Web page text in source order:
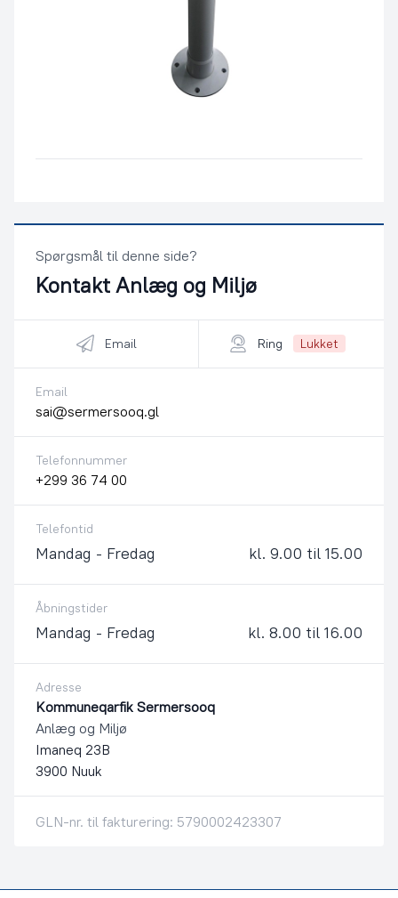
Spørgsmål til denne side?
Kontakt Anlæg og Miljø
Email Ring Lukket
Email
sai@sermersooq.gl
Telefonnummer
+299 36 74 00
Telefontid
Mandag - Fredag kl. 9.00 til 15.00
Åbningstider
Mandag - Fredag kl. 8.00 til 16.00
Adresse
Kommuneqarfik Sermersooq
Anlæg og Miljø
Imaneq 23B
3900 Nuuk
GLN-nr. til fakturering: 5790002423307